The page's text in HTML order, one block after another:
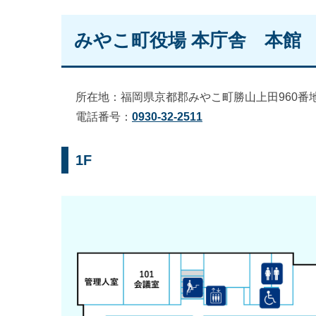
みやこ町役場 本庁舎 本館
所在地：福岡県京都郡みやこ町勝山上田960番
電話番号： 0930-32-2511
1F